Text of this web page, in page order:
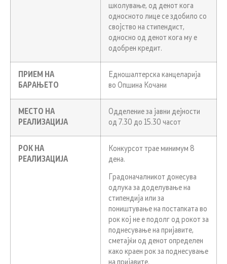
школување, од денот кога
односното лице се здобило со
својство на стипендист,
односно од денот кога му е
одобрен кредит.
ПРИЕМ НА
БАРАЊЕТО
Едношалтерска канцеларија
во Опшина Кочани
МЕСТО НА
РЕАЛИЗАЦИЈА
Одделение за јавни дејности
од 7.30 до 15.30 часот
РОК НА
РЕАЛИЗАЦИЈА
Конкурсот трае минимум 8
дена.
Градоначалникот донесува
одлука за доделување на
стипендија или за
поништување на постапката во
рок кој не е подолг од рокот за
поднесување на пријавите,
сметајќи од денот определен
како краен рок за поднесување